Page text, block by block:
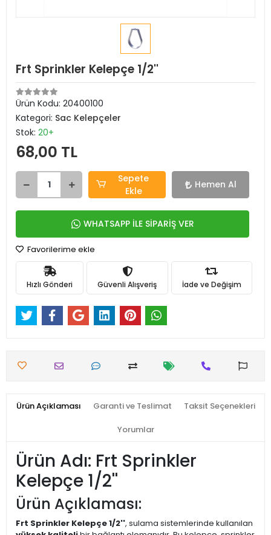
Frt Sprinkler Kelepçe 1/2''
Ürün Kodu: 20400100
Kategori: Sac Kelepçeler
Stok: 20+
68,00 TL
Sepete
Ekle
Hemen Al
WHATSAPP İLE SİPARİŞ VER
Favorilerime ekle
Hızlı Gönderi Güvenli Alışveriş İade ve Değişim
Ürün Açıklaması Garanti ve Teslimat Taksit Seçenekleri
Yorumlar
Ürün Adı: Frt Sprinkler
Kelepçe 1/2''
Ürün Açıklaması:
Frt Sprinkler Kelepçe 1/2'', sulama sistemlerinde kullanılan